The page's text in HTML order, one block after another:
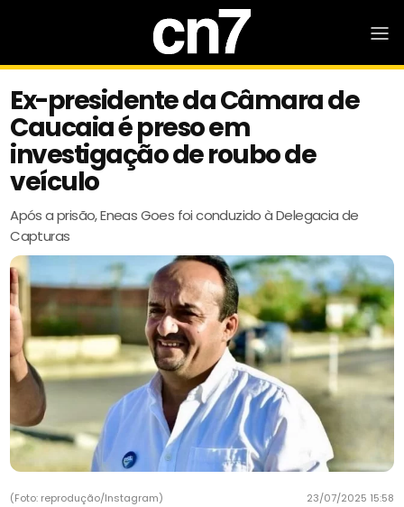
Ex-presidente da Câmara de
Caucaia é preso em
investigação de roubo de
veículo
Após a prisão, Eneas Goes foi conduzido à Delegacia de
Capturas
(Foto: reprodução/Instagram) 23/07/2025 15:58